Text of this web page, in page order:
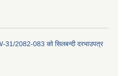
2082-083 को सिलबन्दी दरभाउपत्र